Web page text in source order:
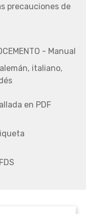
precauciones de
- Manual
italiano,
en PDF